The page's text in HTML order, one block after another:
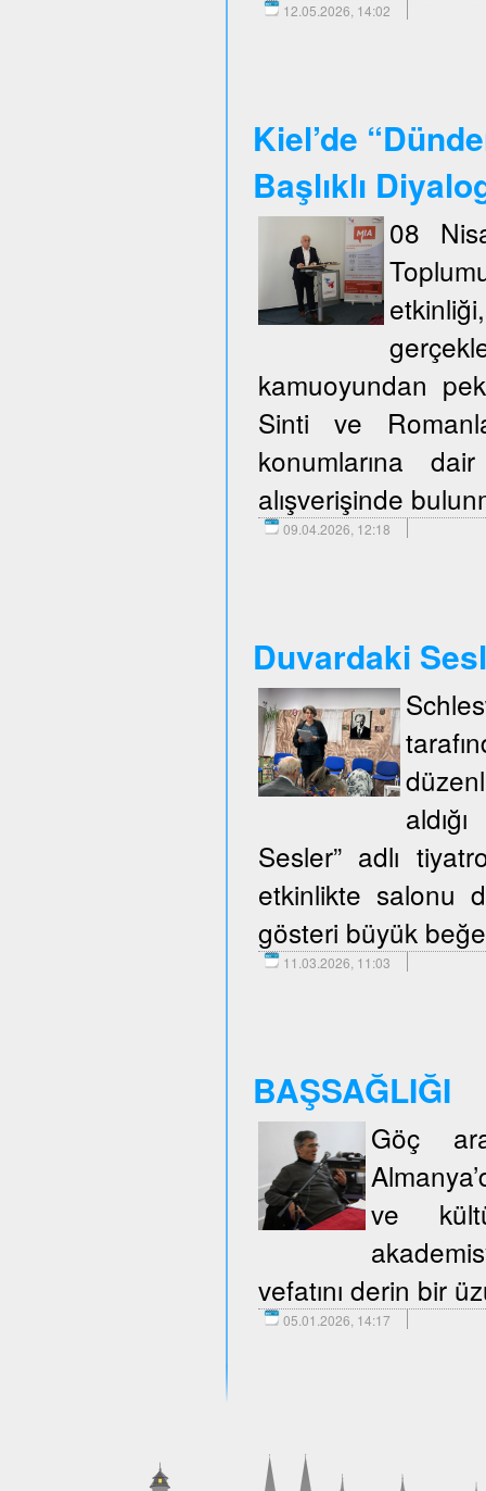
12.05.2026, 14:02
Kiel’de
Başlıklı
08
kamuoyundan pek
Sinti ve
konumlarına
alışverişinde
09.04.2026, 12:18
Duvardaki
Sesler” adlı
etkinlikte salonu
gösteri büyük
11.03.2026, 11:03
BAŞSAĞLIĞI
Göç
ve
vefatını derin bir
05.01.2026, 14:17